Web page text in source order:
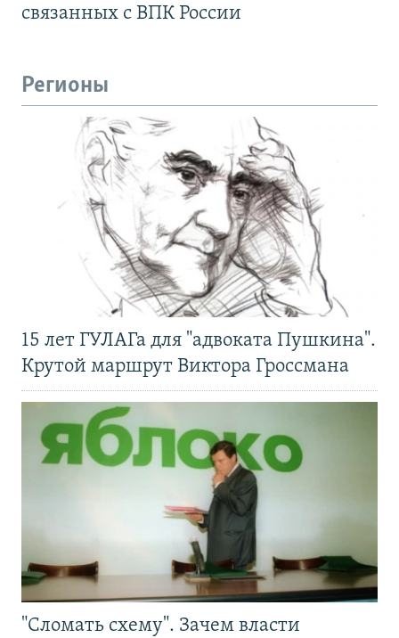
связанных с ВПК России
Регионы
15 лет ГУЛАГа для "адвоката Пушкина".
Крутой маршрут Виктора Гроссмана
"Сломать схему". Зачем власти